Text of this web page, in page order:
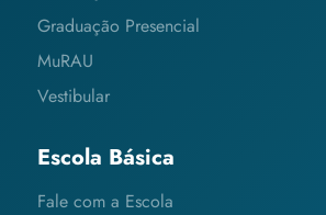
Graduação Presencial
MuRAU
Vestibular
Escola Básica
Fale com a Escola